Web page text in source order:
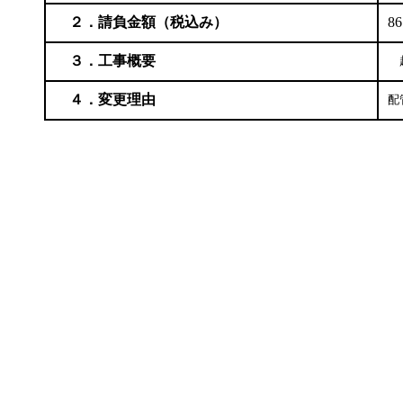
２．請負金額（税込み）
３．工事概要
４．変更理由 配